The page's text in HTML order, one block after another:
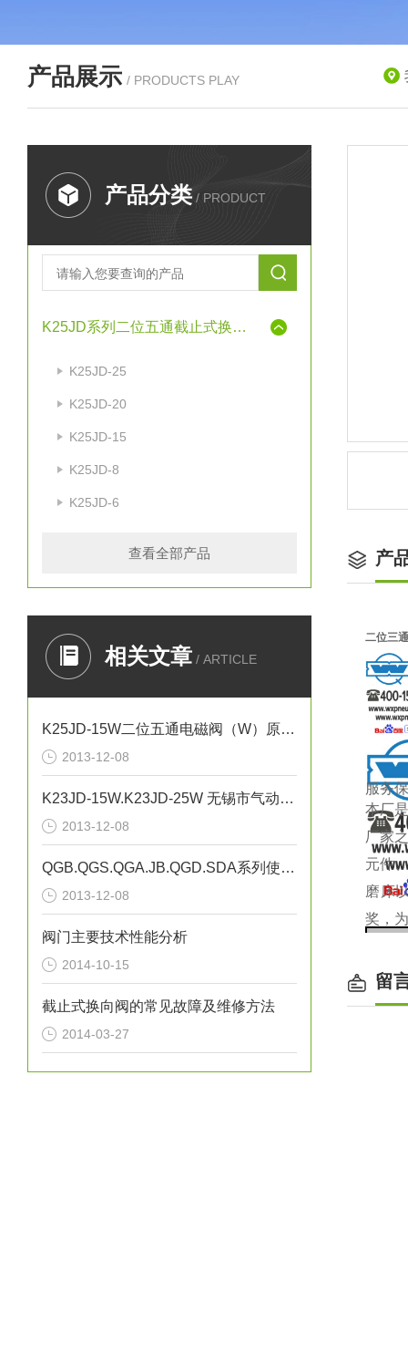
产品展示 / PRODUCTS PLAY
产品分类 / PRODUCT
K25JD系列二位五通截止式换向阀
K25JD-25
K25JD-20
K25JD-15
K25JD-8
K25JD-6
查看全部产品
相关文章 / ARTICLE
K25JD-15W二位五通电磁阀（W）原理（0510-85745374）
2013-12-08
K23JD-15W.K23JD-25W 无锡市气动元件总厂0510-85748374
2013-12-08
QGB.QGS.QGA.JB.QGD.SDA系列使用说明 K23JSD-L15
2013-12-08
阀门主要技术性能分析
2014-10-15
截止式换向阀的常见故障及维修方法
2014-03-27
产
二位三
介质温
服务
本厂
厂家
元件
磨床
奖，
留